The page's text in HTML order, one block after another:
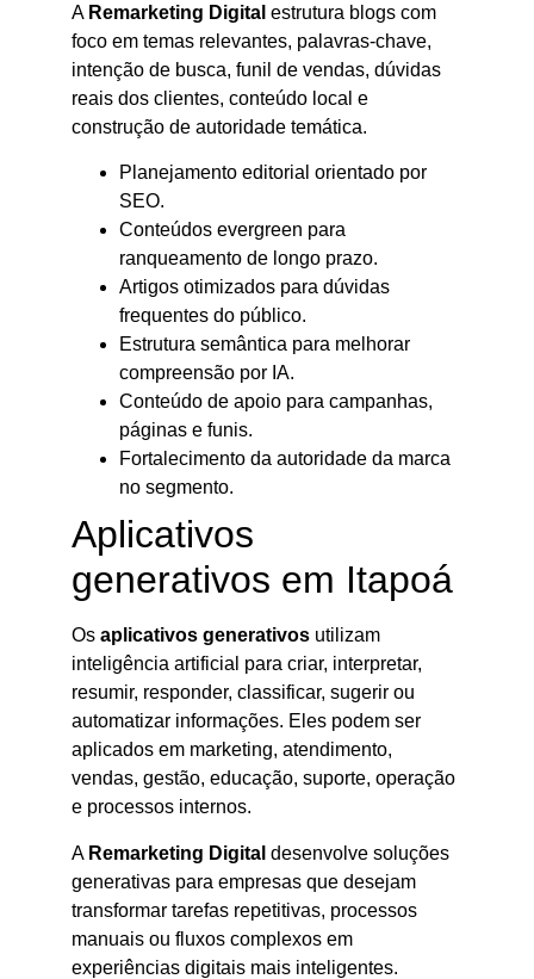
A Remarketing Digital estrutura blogs com
foco em temas relevantes, palavras-chave,
intenção de busca, funil de vendas, dúvidas
reais dos clientes, conteúdo local e
construção de autoridade temática.
Planejamento editorial orientado por
SEO.
Conteúdos evergreen para
ranqueamento de longo prazo.
Artigos otimizados para dúvidas
frequentes do público.
Estrutura semântica para melhorar
compreensão por IA.
Conteúdo de apoio para campanhas,
páginas e funis.
Fortalecimento da autoridade da marca
no segmento.
Aplicativos
generativos em Itapoá
Os aplicativos generativos utilizam
inteligência artificial para criar, interpretar,
resumir, responder, classificar, sugerir ou
automatizar informações. Eles podem ser
aplicados em marketing, atendimento,
vendas, gestão, educação, suporte, operação
e processos internos.
A Remarketing Digital desenvolve soluções
generativas para empresas que desejam
transformar tarefas repetitivas, processos
manuais ou fluxos complexos em
experiências digitais mais inteligentes.